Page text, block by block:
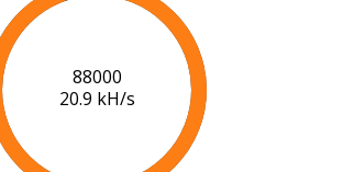
90000
21.0 kH/s